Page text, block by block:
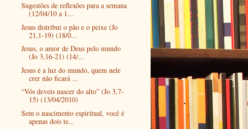
Sugestões de reflexões para a semana
(12/04/10 a 1...
Jesus distribui o pão e o peixe (Jo
21,1-19) (18/0...
Jesus, o amor de Deus pelo mundo
(Jo 3,16-21) (14/...
Jesus é a luz do mundo, quem nele
crer não ficará ...
“Vós deveis nascer do alto” (Jo 3,7-
15) (13/04/2010)
Sem o nascimento espiritual, você é
apenas dois te...